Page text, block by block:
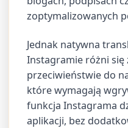
zoptymalizowanych
Jednak natywna
Instagramie różni się
przeciwieństwie do
które wymagają
funkcja Instagrama
aplikacji, bez